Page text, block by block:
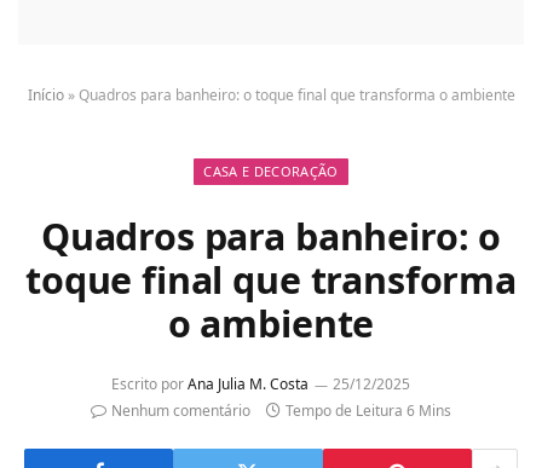
Início»Quadros para banheiro: o toque final que transforma o ambiente
CASA E DECORAÇÃO
Quadros para banheiro: o
toque final que transforma
o ambiente
Escrito por Ana Julia M. Costa
25/12/2025
Nenhum comentário
Tempo de Leitura 6 Mins